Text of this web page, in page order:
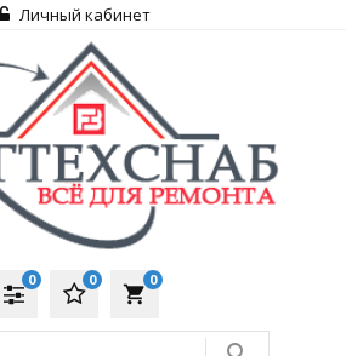
Личный кабинет
local_grocery_store
0
0
0